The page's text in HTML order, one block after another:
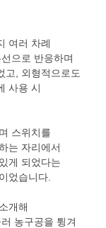
여러 차례
으로 반응하며
고
외형적으로도
사용 시
스위치를
는 자리에서
게 되었다는
었습니다
개해
농구공을 튕겨